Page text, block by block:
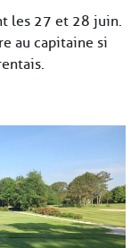
les 27 et 28 juin.
au capitaine si